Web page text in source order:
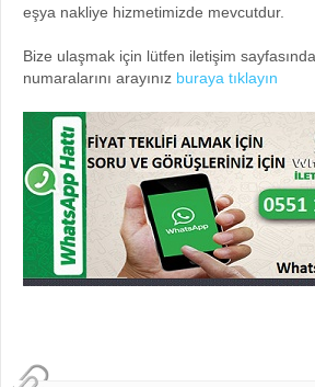
eşya nakliye hizmetimizde mevcutdur.
Bize ulaşmak için lütfen iletişim
numaralarını arayınız buraya tıklayın